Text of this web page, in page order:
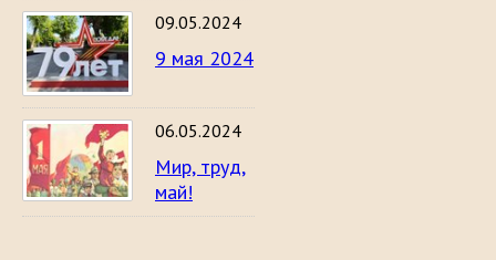
09.05.2024
9 мая 2024
06.05.2024
Мир, труд,
май!